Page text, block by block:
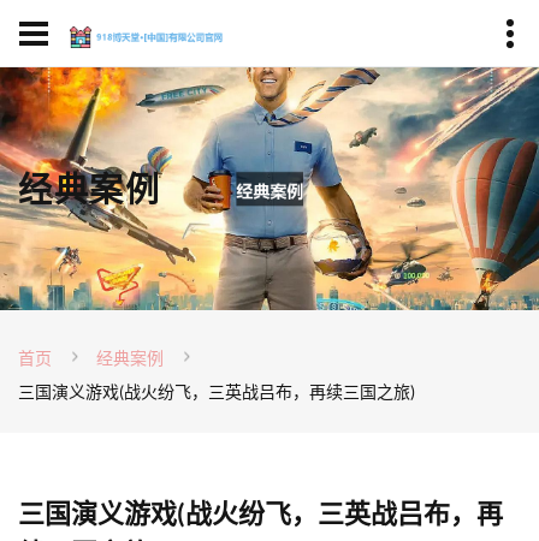
经典案例
首页
经典案例
三国演义游戏(战火纷飞，三英战吕布，再续三国之旅)
三国演义游戏(战火纷飞，三英战吕布，再